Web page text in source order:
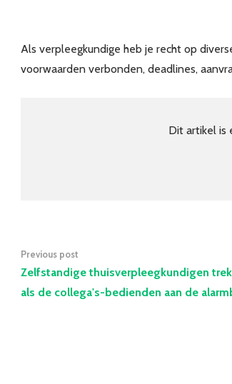
Als verpleegkundige heb je recht op
voorwaarden verbonden, deadlines,
Dit artikel is
Previous post
Zelfstandige thuisverpleegkundigen
als de collega's-bedienden aan de